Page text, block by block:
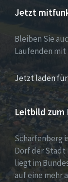
Jetzt
Bleiben Sie
Laufenden
Jetzt laden für
Leitbild
Scharfenberg
Dorf der Stadt
liegt im
auf eine mehr